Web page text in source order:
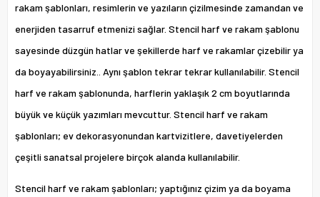
rakam şablonları, resimlerin ve yazıların çizilmesinde zamandan ve
enerjiden tasarruf etmenizi sağlar. Stencil harf ve rakam şablonu
sayesinde düzgün hatlar ve şekillerde harf ve rakamlar çizebilir ya
da boyayabilirsiniz.. Aynı şablon tekrar tekrar kullanılabilir. Stencil
harf ve rakam şablonunda, harflerin yaklaşık 2 cm boyutlarında
büyük ve küçük yazımları mevcuttur. Stencil harf ve rakam
şablonları; ev dekorasyonundan kartvizitlere, davetiyelerden
çeşitli sanatsal projelere birçok alanda kullanılabilir.
Stencil harf ve rakam şablonları; yaptığınız çizim ya da boyama